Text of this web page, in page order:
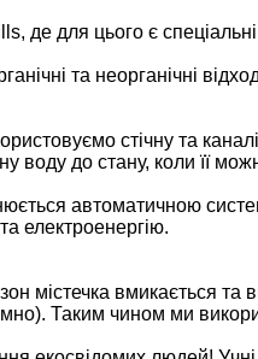
де для цього є
та неорганічні
стічну та
воду до стану, коли її
автоматичною
електроенергію.
містечка вмикається та
Таким чином ми